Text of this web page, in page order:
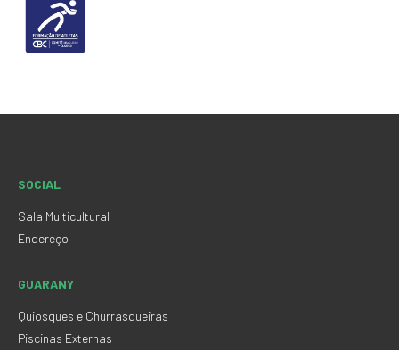
SOCIAL
Sala Multicultural
Endereço
GUARANY
Quiosques e Churrasqueiras
Piscinas Externas